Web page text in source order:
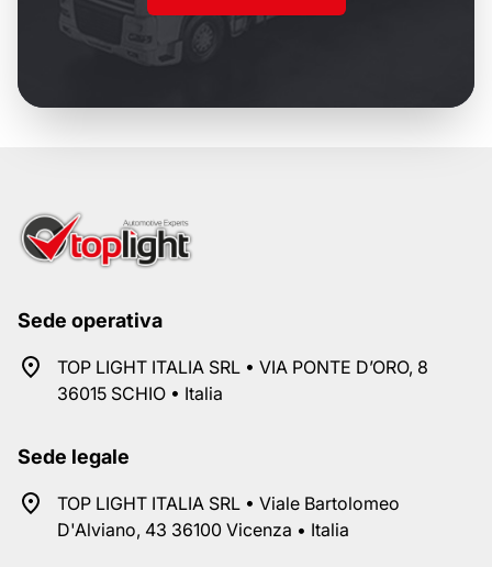
Sede operativa
TOP LIGHT ITALIA SRL • VIA PONTE D’ORO, 8
36015 SCHIO • Italia
Sede legale
TOP LIGHT ITALIA SRL • Viale Bartolomeo
D'Alviano, 43 36100 Vicenza • Italia